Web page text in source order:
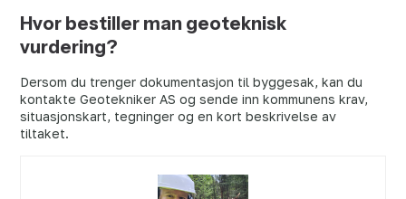
Hvor bestiller man geoteknisk
vurdering?
Dersom du trenger dokumentasjon til byggesak, kan du
kontakte Geotekniker AS og sende inn kommunens krav,
situasjonskart, tegninger og en kort beskrivelse av
tiltaket.